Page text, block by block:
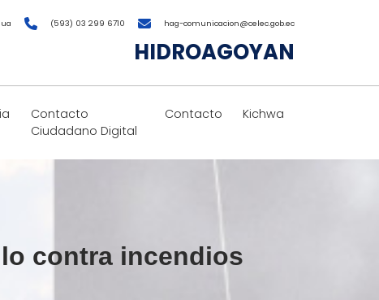
(593) 03 299 6710 hag-comunicacion@celec.gob.ec
HIDROAGOYAN
Contacto
Ciudadano Digital
Contacto Kichwa
contra incendios